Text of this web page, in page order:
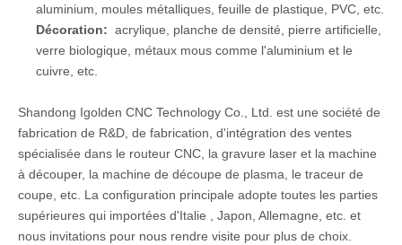
aluminium, moules métalliques, feuille de plastique, PVC, etc.
Décoration: acrylique, planche de densité, pierre artificielle,
verre biologique, métaux mous comme l'aluminium et le
cuivre, etc.
Shandong Igolden CNC Technology Co., Ltd. est une société de
fabrication de R&D, de fabrication, d'intégration des ventes
spécialisée dans le routeur CNC, la gravure laser et la machine
à découper, la machine de découpe de plasma, le traceur de
coupe, etc. La configuration principale adopte toutes les parties
supérieures qui importées d'Italie , Japon, Allemagne, etc. et
nous invitations pour nous rendre visite pour plus de choix.